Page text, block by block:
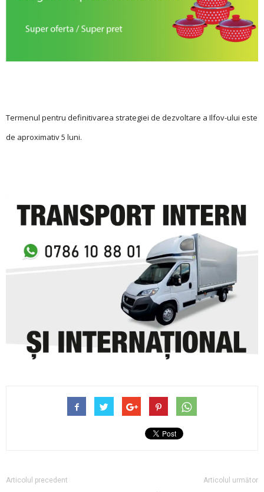
Termenul pentru definitivarea strategiei de dezvoltare a Ilfov-ului este
de aproximativ 5 luni.
Articolul precedent Articolul următor